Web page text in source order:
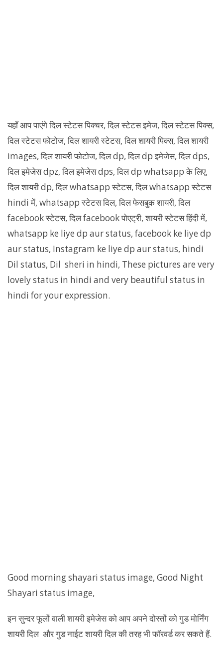
यहाँ आप पाएंगे दिल स्टेटस पिक्चर, दिल स्टेटस इमेज, दिल स्टेटस पिक्स,
दिल स्टेटस फोटोज, दिल शायरी स्टेटस, दिल शायरी पिक्स, दिल शायरी
images, दिल शायरी फोटोज, दिल dp, दिल dp इमेजेस, दिल dps,
दिल इमेजेस dpz, दिल इमेजेस dps, दिल dp whatsapp के लिए,
दिल शायरी dp, दिल whatsapp स्टेटस, दिल whatsapp स्टेटस
hindi में, whatsapp स्टेटस दिल, दिल फेसबुक शायरी, दिल
facebook स्टेटस, दिल facebook पोएट्री, शायरी स्टेटस हिंदी में,
whatsapp ke liye dp aur status, facebook ke liye dp
aur status, Instagram ke liye dp aur status, hindi
Dil status, Dil sheri in hindi, These pictures are very
lovely status in hindi and very beautiful status in
hindi for your expression.
Good morning shayari status image, Good Night
Shayari status image,
इन सुन्दर फूलों वाली शायरी इमेजेस को आप अपने दोस्तों को गुड मोर्निंग
शायरी दिल और गुड नाईट शायरी दिल की तरह भी फॉरवर्ड कर सकते हैं.